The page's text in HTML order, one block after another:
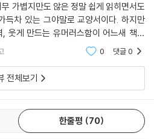
나는 역사의 맨 앞에 서 있다는 자부심
하고 싶은 열망도 있었다. 그러나 베를
침에 역사의 가장 뒤꽁무니로 처졌다는
빼앗긴 듯한 상실감과 자괴감에 고통스러
의 방향이 상실되자, 주체적 학습의 내용
와 ‘문화Kultur’의 개념적 차이
. 결국 ‘문화심리학’으로 내 공부 방향을
가볍지만도 않은 정말 쉽게 읽히면서도
득차 있는 그야말로 교양서이다. 하지만
웃게 만드는 유머러스함이 어느새 책에
음에는 무슨 소리하나 잘 이해가 안 됐는
0 댓글0
전체보기
한줄평 70